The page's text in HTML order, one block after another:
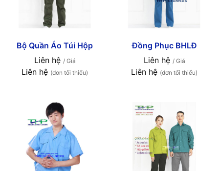
Bộ Quần Áo Túi Hộp
Liên hệ / Giá
Liên hệ (đơn tối thiểu)
Đồng Phục BHLĐ
Liên hệ / Giá
Liên hệ (đơn tối thiểu)